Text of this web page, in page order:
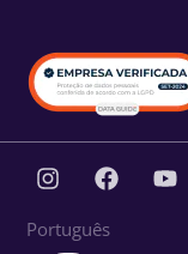
Português